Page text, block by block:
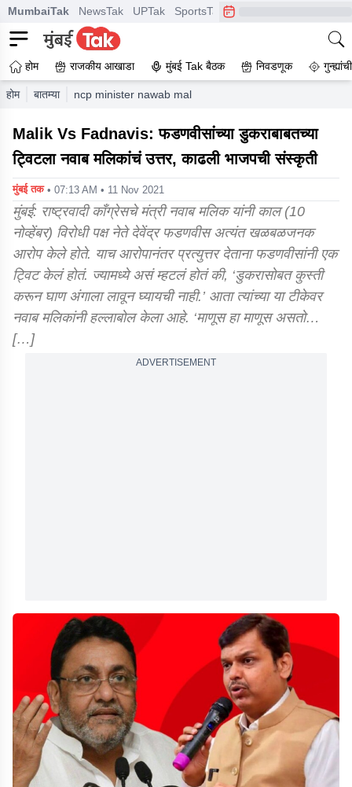
MumbaiTak NewsTak UPTak SportsTak CrimeTak
होम राजकीय आखाडा मुंबई Tak बैठक निवडणूक
होम बातम्या ncp minister nawab malik criticized devendra fadnavis
Malik Vs Fadnavis: फडणवीसांच्या डुकराबाबतच्या
ट्विटला नवाब मलिकांचं उत्तर, काढली भाजपची संस्कृती
मुंबई तक • 07:13 AM • 11 Nov 2021
मुंबई: राष्ट्रवादी काँग्रेसचे मंत्री नवाब मलिक यांनी काल (10
नोव्हेंबर) विरोधी पक्ष नेते देवेंद्र फडणवीस अत्यंत खळबळजनक
आरोप केले होते. याच आरोपानंतर प्रत्युत्तर देताना फडणवीसांनी एक
ट्विट केलं होतं. ज्यामध्ये असं म्हटलं होतं की, ‘डुकरासोबत कुस्ती
करून घाण अंगाला लावून घ्यायची नाही.’ आता त्यांच्या या टीकेवर
नवाब मलिकांनी हल्लाबोल केला आहे. ‘माणूस हा माणूस असतो…
[…]
ADVERTISEMENT